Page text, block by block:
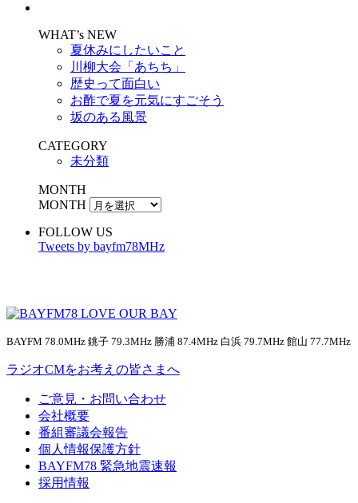
WHAT’s NEW
夏休みにしたいこと
川柳大会「あちち」
歴史って面白い
お酢で夏を元気にすごそう
坂のある風景
CATEGORY
未分類
MONTH
MONTH
FOLLOW US
Tweets by bayfm78MHz
BAYFM 78.0MHz 銚子 79.3MHz 勝浦 87.4MHz 白浜 79.7MHz 館山 77.7MHz
ラジオCMをお考えの皆さまへ
ご意見・お問い合わせ
会社概要
番組審議会報告
個人情報保護方針
BAYFM78 緊急地震速報
採用情報